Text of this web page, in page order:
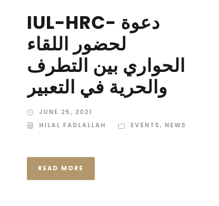
IUL-HRC- دعوة
لحضور اللقاء
الحواري بين التطرف
والحرية في التعبير
JUNE 25, 2021
HILAL FADLALLAH
EVENTS, NEWS
READ MORE